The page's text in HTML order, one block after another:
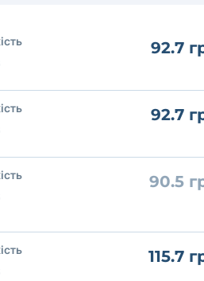
92.7
92.7
90.5
115.7